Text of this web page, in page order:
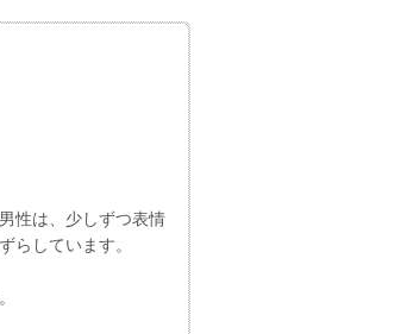
性は、少しずつ表情
らしています。